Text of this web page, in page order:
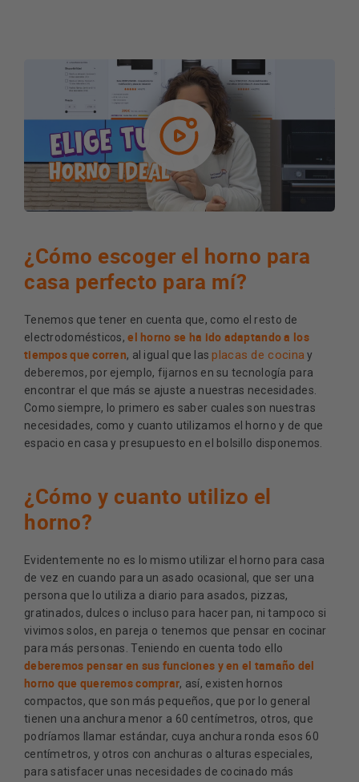
¿Cómo escoger el horno para
casa perfecto para mí?
Tenemos que tener en cuenta que, como el resto de
electrodomésticos,el horno se ha ido adaptando a los
tiempos que corren, al igual que lasplacas de cocina y
deberemos, por ejemplo, fijarnos en su tecnología para
encontrar el que más se ajuste a nuestras necesidades.
Como siempre, lo primero es saber cuales son nuestras
necesidades, como y cuanto utilizamos el horno y de que
espacio en casa y presupuesto en el bolsillo disponemos.
¿Cómo y cuanto utilizo el
horno?
Evidentemente no es lo mismo utilizar el horno para casa
de vez en cuando para un asado ocasional, que ser una
persona que lo utiliza a diario para asados, pizzas,
gratinados, dulces o incluso para hacer pan, ni tampoco si
vivimos solos, en pareja o tenemos que pensar en cocinar
para más personas. Teniendo en cuenta todo ello
deberemos pensar en sus funciones y en el tamaño del
horno que queremos comprar, así, existen hornos
compactos, que son más pequeños, que por lo general
tienen una anchura menor a 60 centímetros, otros, que
podríamos llamar estándar, cuya anchura ronda esos 60
centímetros, y otros con anchuras o alturas especiales,
para satisfacer unas necesidades de cocinado más